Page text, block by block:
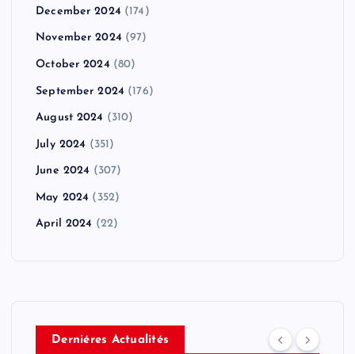
December 2024 (174)
November 2024 (97)
October 2024 (80)
September 2024 (176)
August 2024 (310)
July 2024 (351)
June 2024 (307)
May 2024 (352)
April 2024 (22)
Derniéres Actualités